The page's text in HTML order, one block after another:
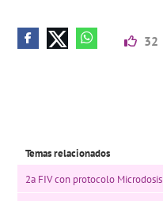
32
Temas relacionados
2a FIV con protocolo Microdosis